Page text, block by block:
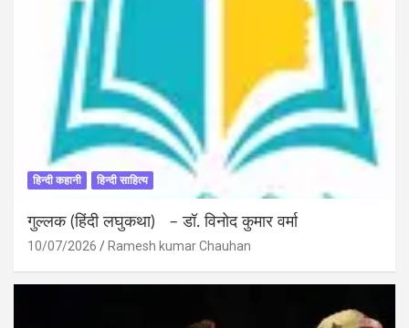
हिन्दी कहानी हिन्दी साहित्य
गुल्लक (हिंदी लघुकथा) – डॉ. विनोद कुमार वर्मा
10/07/2026 Ramesh kumar Chauhan